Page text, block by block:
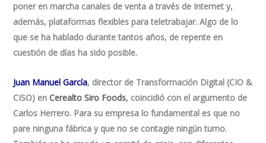
poner en marcha canales de venta a través de Internet y,
además, plataformas flexibles para teletrabajar. Algo de lo
que se ha hablado durante tantos años, de repente en
cuestión de días ha sido posible.
Juan Manuel García, director de Transformación Digital (CIO &
CISO) enCerealto Siro Foods, coincidió con el argumento de
Carlos Herrero. Para su empresa lo fundamental es que no
pare ninguna fábrica y que no se contagie ningún turno.